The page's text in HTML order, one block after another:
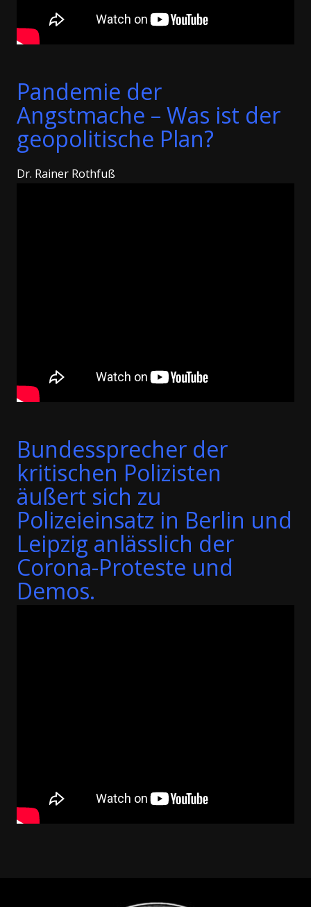
Pandemie der
Angstmache – Was ist der
geopolitische Plan?
Dr. Rainer Rothfuß
Bundessprecher der
kritischen Polizisten
äußert sich zu
Polizeieinsatz in Berlin und
Leipzig anlässlich der
Corona-Proteste und
Demos.